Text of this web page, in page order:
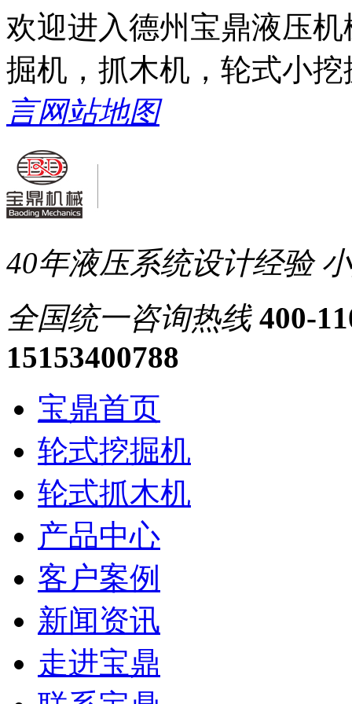
欢迎进入德州宝鼎液压
掘机，抓木机，轮式小
言网站地图
40年液压系统设计经验
全国统一咨询热线 400-
15153400788
宝鼎首页
轮式挖掘机
轮式抓木机
产品中心
客户案例
新闻资讯
走进宝鼎